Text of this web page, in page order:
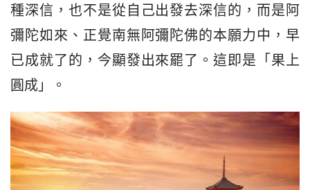
種深信，也不是從自己出發去深信的，而是阿
彌陀如來、正覺南無阿彌陀佛的本願力中，早
已成就了的，今顯發出來罷了。這即是「果上
圓成」。